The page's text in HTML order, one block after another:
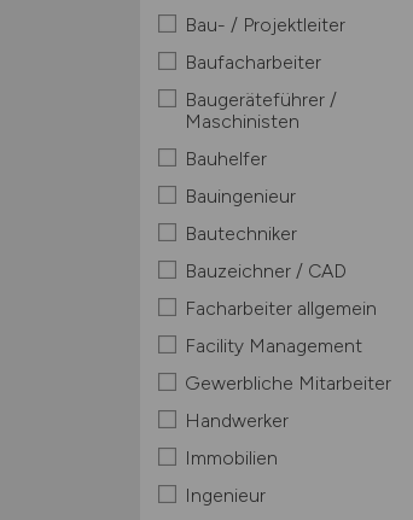
Bau- / Projektleiter
Baufacharbeiter
Baugeräteführer /
Maschinisten
Bauhelfer
Bauingenieur
Bautechniker
Bauzeichner / CAD
Facharbeiter allgemein
Facility Management
Gewerbliche Mitarbeiter
Handwerker
Immobilien
Ingenieur